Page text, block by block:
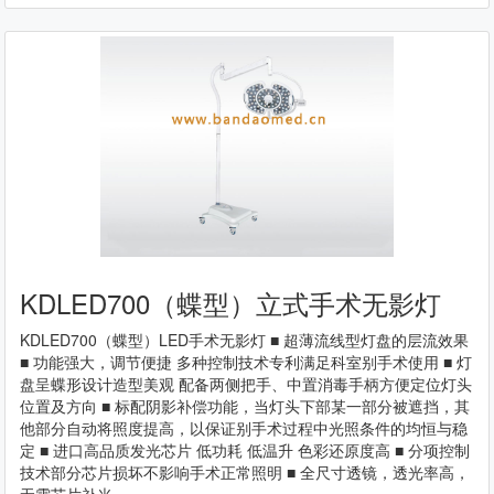
KDLED700（蝶型）立式手术无影灯
KDLED700（蝶型）LED手术无影灯 ■ 超薄流线型灯盘的层流效果
■ 功能强大，调节便捷 多种控制技术专利满足科室别手术使用 ■ 灯
盘呈蝶形设计造型美观 配备两侧把手、中置消毒手柄方便定位灯头
位置及方向 ■ 标配阴影补偿功能，当灯头下部某一部分被遮挡，其
他部分自动将照度提高，以保证别手术过程中光照条件的均恒与稳
定 ■ 进口高品质发光芯片 低功耗 低温升 色彩还原度高 ■ 分项控制
技术部分芯片损坏不影响手术正常照明 ■ 全尺寸透镜，透光率高，